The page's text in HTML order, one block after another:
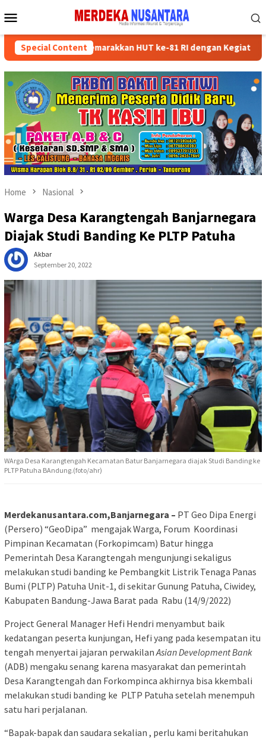
to
Menu
Special Content
Partai Semarakkan HUT ke-81 RI dengan Kegiatan Sosial
Home Nasional
Warga Desa Karangtengah Banjarnegara
Diajak Studi Banding Ke PLTP Patuha
Akbar
September 20, 2022
WArga Desa Karangtengah Kecamatan Batur Banjarnegara diajak Studi Banding ke
PLTP Patuha BAndung.(foto/ahr)
Merdekanusantara.com,Banjarnegara – PT Geo Dipa Energi
(Persero) “GeoDipa” mengajak Warga, Forum Koordinasi
Pimpinan Kecamatan (Forkopimcam) Batur hingga
Pemerintah Desa Karangtengah mengunjungi sekaligus
melakukan studi banding ke Pembangkit Listrik Tenaga Panas
Bumi (PLTP) Patuha Unit-1, di sekitar Gunung Patuha, Ciwidey,
Kabupaten Bandung-Jawa Barat pada Rabu (14/9/2022)
Project General Manager Hefi Hendri menyambut baik
kedatangan peserta kunjungan, Hefi yang pada kesempatan itu
tengah menyertai jajaran perwakilan Asian Development Bank
(ADB) mengaku senang karena masyarakat dan pemerintah
Desa Karangtengah dan Forkompinca akhirnya bisa kkembali
melakukan studi banding ke PLTP Patuha setelah menempuh
satu hari perjalanan.
“Bapak-bapak dan saudara sekalian , perlu kami beritahukan